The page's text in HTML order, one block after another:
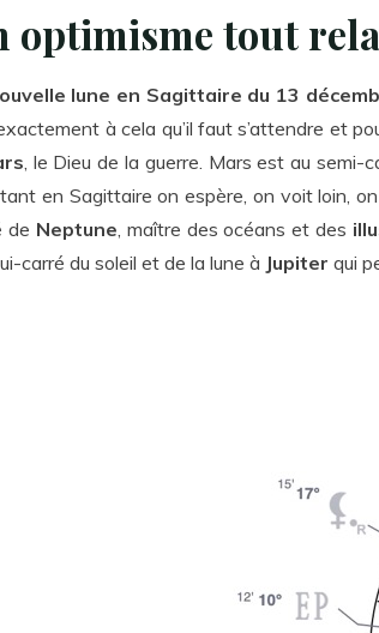
optimisme tout
lune en Sagittaire du 13
à cela qu’il faut s’attendre et
, le Dieu de la guerre. Mars est au
en Sagittaire on espère, on voit loin,
de Neptune , maître des océans et des
carré du soleil et de la lune à Jupiter qui